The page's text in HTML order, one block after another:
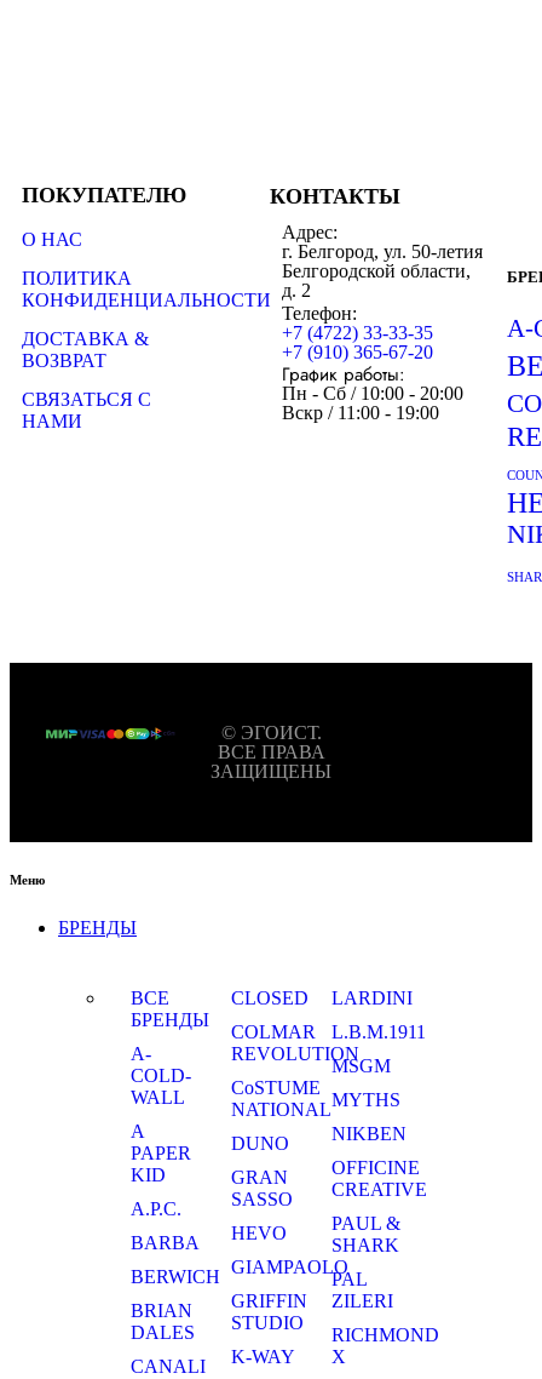
ПОКУПАТЕЛЮ
О НАС
ПОЛИТИКА
КОНФИДЕНЦИАЛЬНОСТИ
ДОСТАВКА &
ВОЗВРАТ
СВЯЗАТЬСЯ С
НАМИ
КОНТАКТЫ
Адрес:
г. Белгород, ул. 50-летия
Белгородской области,
д. 2
Телефон:
+7 (4722) 33-33-35
+7 (910) 365-67-20
График работы:
Пн - Сб / 10:00 - 20:00
Вскр / 11:00 - 19:00
A-
© ЭГОИСТ.
ВСЕ ПРАВА
ЗАЩИЩЕНЫ
Меню
БРЕНДЫ
ВСЕ
БРЕНДЫ
A-
COLD-
WALL
A
PAPER
KID
A.P.C.
BARBA
BERWICH
BRIAN
DALES
CANALI
CLOSED
COLMAR
REVOLUTION
CoSTUME
NATIONAL
DUNO
GRAN
SASSO
HEVO
GIAMPAOLO
GRIFFIN
STUDIO
K-WAY
LARDINI
L.B.M.1911
MSGM
MYTHS
NIKBEN
OFFICINE
CREATIVE
PAUL &
SHARK
PAL
ZILERI
RICHMOND
X